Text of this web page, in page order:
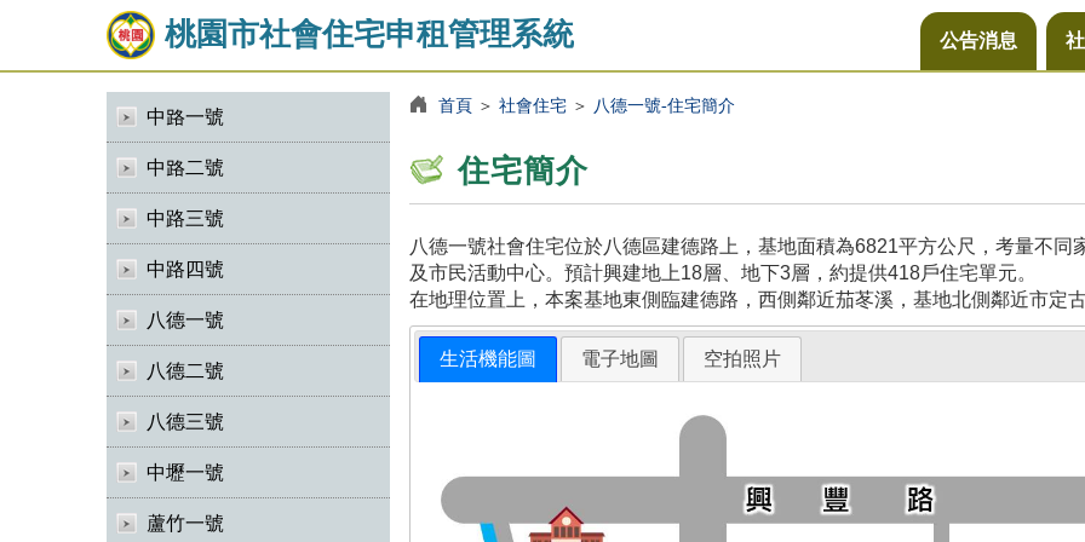
桃園市社會住宅申租管理系統 公告消息
中路一號
中路二號
中路三號
中路四號
八德一號
八德二號
八德三號
中壢一號
蘆竹一號
首頁＞ 社會住宅＞ 八德一號-住宅簡介
住宅簡介
八德一號社會住宅位於八德區建德路上，基地面積為6821平方公尺，考量不
及市民活動中心。預計興建地上18層、地下3層，約提供418戶住宅單元。
在地理位置上，本案基地東側臨建德路，西側鄰近茄苳溪，基地北側鄰近市定
生活機能圖 電子地圖 空拍照片